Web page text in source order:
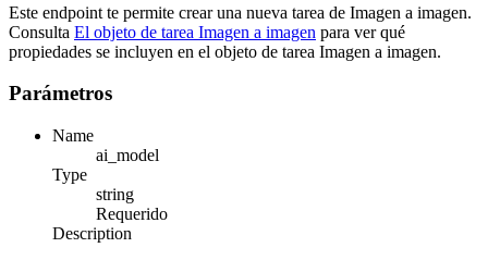
Este endpoint te permite crear una nueva tarea de Imagen a imagen.
Consulta El objeto de tarea Imagen a imagen para ver qué
propiedades se incluyen en el objeto de tarea Imagen a imagen.
Parámetros
Name
ai_model
Type
string
Requerido
Description